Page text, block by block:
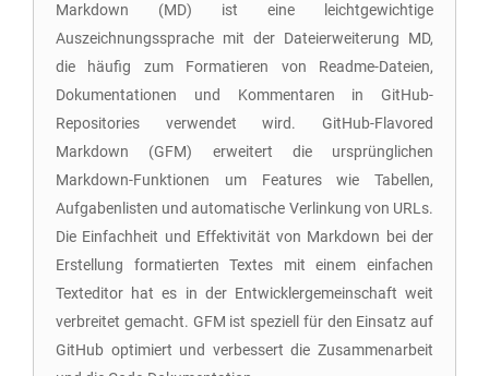
Markdown (MD) ist eine leichtgewichtige
Auszeichnungssprache mit der Dateierweiterung MD,
die häufig zum Formatieren von Readme-Dateien,
Dokumentationen und Kommentaren in GitHub-
Repositories verwendet wird. GitHub-Flavored
Markdown (GFM) erweitert die ursprünglichen
Markdown-Funktionen um Features wie Tabellen,
Aufgabenlisten und automatische Verlinkung von URLs.
Die Einfachheit und Effektivität von Markdown bei der
Erstellung formatierten Textes mit einem einfachen
Texteditor hat es in der Entwicklergemeinschaft weit
verbreitet gemacht. GFM ist speziell für den Einsatz auf
GitHub optimiert und verbessert die Zusammenarbeit